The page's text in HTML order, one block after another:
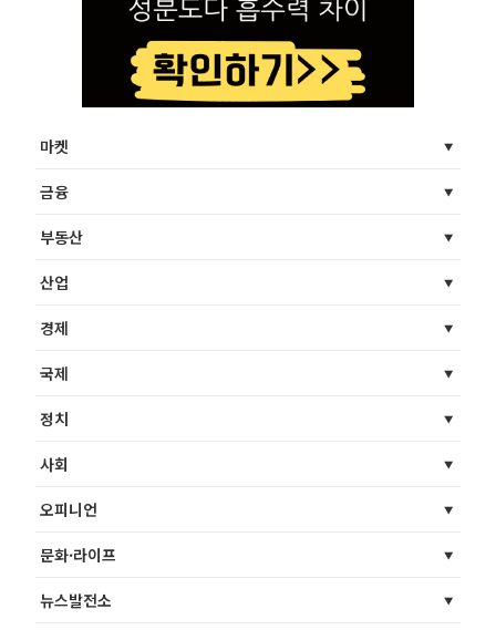
마켓
금융
부동산
산업
경제
국제
정치
사회
오피니언
문화·라이프
뉴스발전소